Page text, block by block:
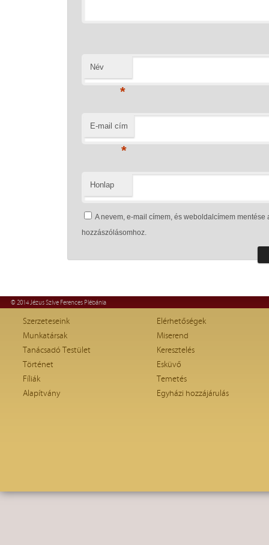
Név
*
E-mail cím
*
Honlap
A nevem, e-mail címem, és weboldalcímem
hozzászólásomhoz.
© 2014 Jézus Szíve Ferences Plébánia
Szerzeteseink
Munkatársak
Tanácsadó Testület
Történet
Fíliák
Alapítvány
Elérhetőségek
Miserend
Keresztelés
Esküvő
Temetés
Egyházi hozzájárulás